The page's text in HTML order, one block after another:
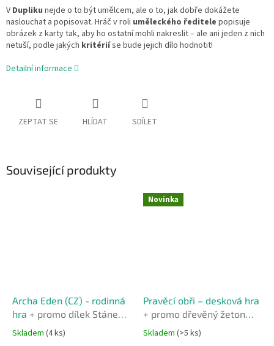
V Dupliku nejde o to být umělcem, ale o to, jak dobře dokážete
naslouchat a popisovat. Hráč v roli uměleckého ředitele popisuje
obrázek z karty tak, aby ho ostatní mohli nakreslit – ale ani jeden z nich
netuší, podle jakých kritériíse bude jejich dílo hodnotit!
Detailní informace
ZEPTAT SE HLÍDAT SDÍLET
Související produkty
Archa Eden (CZ) - rodinná
hra + promo dílek Stánek
do vydání zásob
Skladem (4 ks)
Novinka
Pravěcí obři – desková hra
+ promo dřevěný žeton
prvního hráče a žetony
Skladem (>5 ks)